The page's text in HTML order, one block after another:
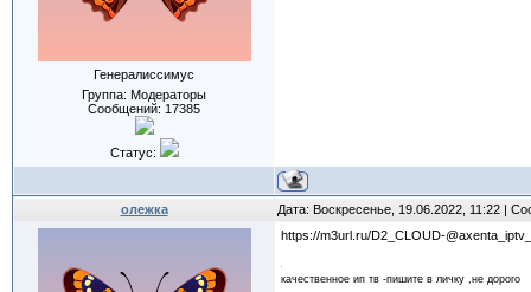
Генералиссимус
Группа: Модераторы
Сообщений: 17385
Статус:
олежка
Дата: Воскресенье, 19.06.2022, 11:22 |
https://m3url.ru/D2_CLOUD-
качественное ип тв -пишите в личку ,не дорого